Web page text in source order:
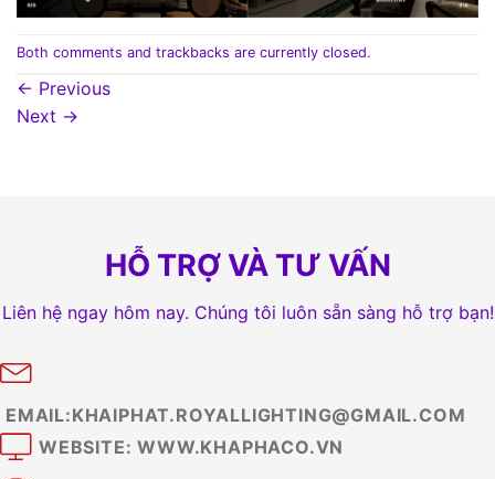
Both comments and trackbacks are currently closed.
← Previous
Next →
HỖ TRỢ VÀ TƯ VẤN
Liên hệ ngay hôm nay. Chúng tôi luôn sẵn sàng hỗ trợ bạn!
EMAIL:KHAIPHAT.ROYALLIGHTING@GMAIL.COM
WEBSITE: WWW.KHAPHACO.VN